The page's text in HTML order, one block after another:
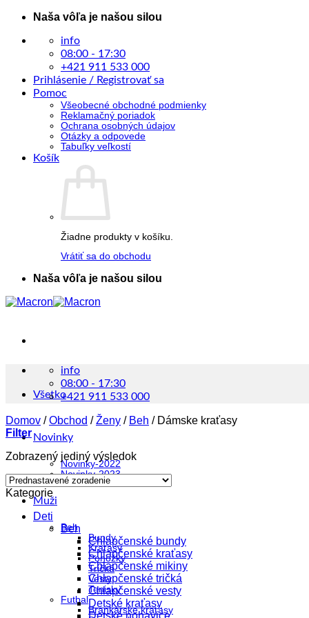
Skip
content
Naša vôľa je našou silou
info
08:00 - 17:30
+421 911 533 000
Prihlásenie / Registrovať sa
Pomoc
Všeobecné obchodné podmienky
Reklamačný poriadok
Ochrana osobných údajov
Otázky a odpovede
Tabuľky veľkostí
Košík
Žiadne produkty v košíku.
Vrátiť sa do obchodu
Naša vôľa je našou silou
Všetko
Novinky
Novinky-2022
Novinky-2023
Muži
Beh
Bundy
Kraťasy
Ponožky
Tričká
Vesty
Tenisky
Futbal
Brankárske kraťasy
info
08:00 - 17:30
+421 911 533 000
Domov / Obchod / Ženy / Beh /Dámske kraťasy
Filter
Zobrazený jediný výsledok
Kategorie
Deti
Beh
Chlapčenské bundy
Chlapčenské kraťasy
Chlapčenské mikiny
Chlapčenské tričká
Chlapčenské vesty
Detské kraťasy